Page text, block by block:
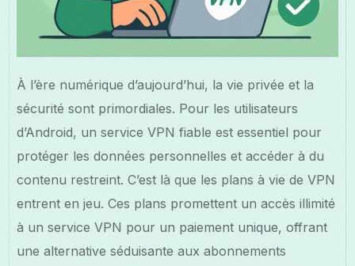
À l’ère numérique d’aujourd’hui, la vie privée et la
sécurité sont primordiales. Pour les utilisateurs
d’Android, un service VPN fiable est essentiel pour
protéger les données personnelles et accéder à du
contenu restreint. C’est là que les plans à vie de VPN
entrent en jeu. Ces plans promettent un accès illimité
à un service VPN pour un paiement unique, offrant
une alternative séduisante aux abonnements